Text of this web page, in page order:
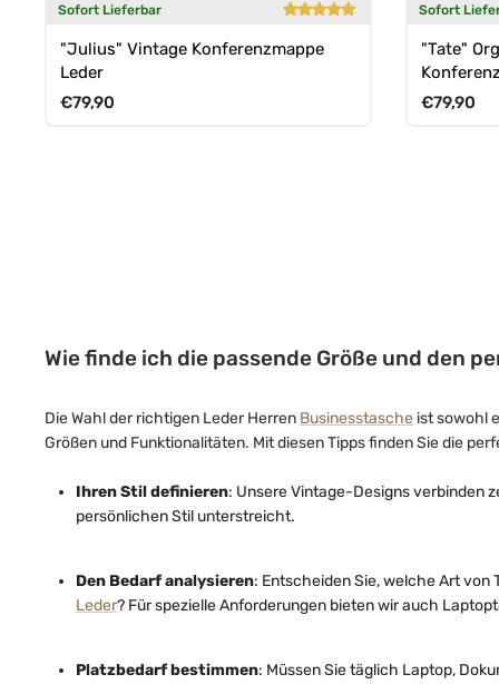
Sofort Lieferbar
"Julius" Vintage Konferenzmappe
Leder
Normaler Preis
€79,90
Sofort
"Tate"
Normaler
€79,90
Wie finde ich die passende Größe und den
Die Wahl der richtigen Leder Herren Businesstasche ist sowohl
Größen und Funktionalitäten. Mit diesen Tipps finden Sie die
Ihren Stil definieren: Unsere Vintage-Designs verbinden
persönlichen Stil unterstreicht.
Den Bedarf analysieren: Entscheiden Sie, welche Art
Leder? Für spezielle Anforderungen bieten wir auch
Platzbedarf bestimmen: Müssen Sie täglich Laptop,